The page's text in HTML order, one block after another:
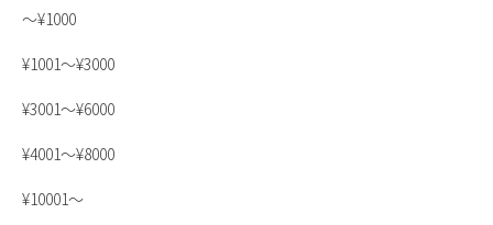
〜¥1000
¥1001〜¥3000
¥3001〜¥6000
¥4001〜¥8000
¥10001〜